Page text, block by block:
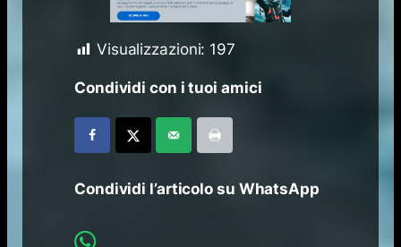
Visualizzazioni: 197
Condividi con i tuoi amici
Condividi l’articolo su WhatsApp